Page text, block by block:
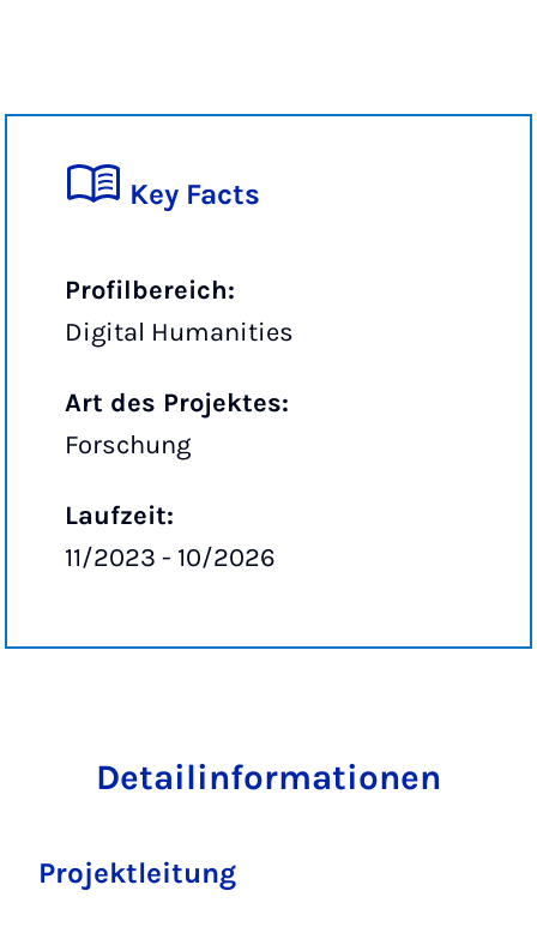
Key Facts
Profilbereich:
Digital Humanities
Art des Projektes:
Forschung
Laufzeit:
11/2023 - 10/2026
Detailinformationen
Projektleitung